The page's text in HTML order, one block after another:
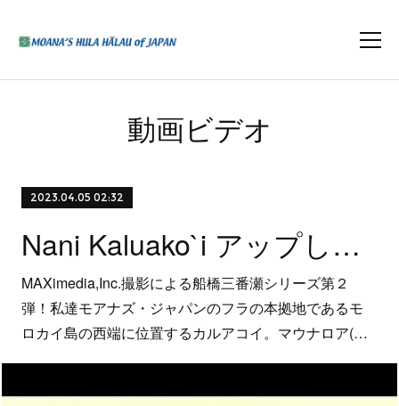
動画ビデオ
2023.04.05 02:32
Nani Kaluako`i アップしました！
MAXimedia,Inc.撮影による船橋三番瀬シリーズ第２
弾！私達モアナズ・ジャパンのフラの本拠地であるモ
ロカイ島の西端に位置するカルアコイ。マウナロア(…